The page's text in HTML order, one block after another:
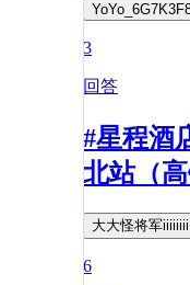
3
回答
#星程酒
北站（
大大怪将军iiiiiiii
6